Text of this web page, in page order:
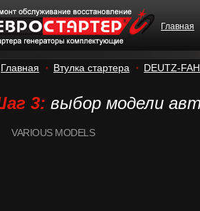
Главная
Главная Втулка стартера DEUTZ-
3: выбор модели
VARIOUS MODELS